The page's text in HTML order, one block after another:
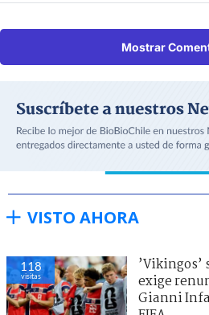
Mostrar
VISTO AHORA
118
visitas
’Vikingos’
exige
Gianni